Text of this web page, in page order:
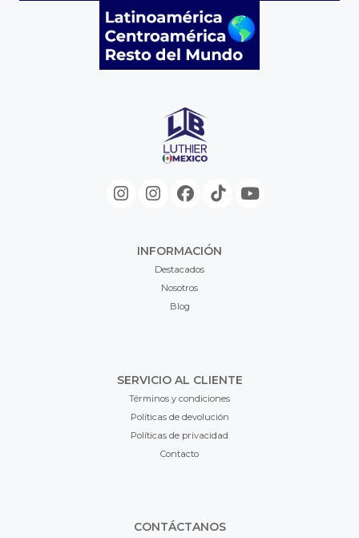
INFORMACIÓN
Destacados
Nosotros
Blog
SERVICIO AL CLIENTE
Términos y condiciones
Políticas de devolución
Políticas de privacidad
Contacto
CONTÁCTANOS